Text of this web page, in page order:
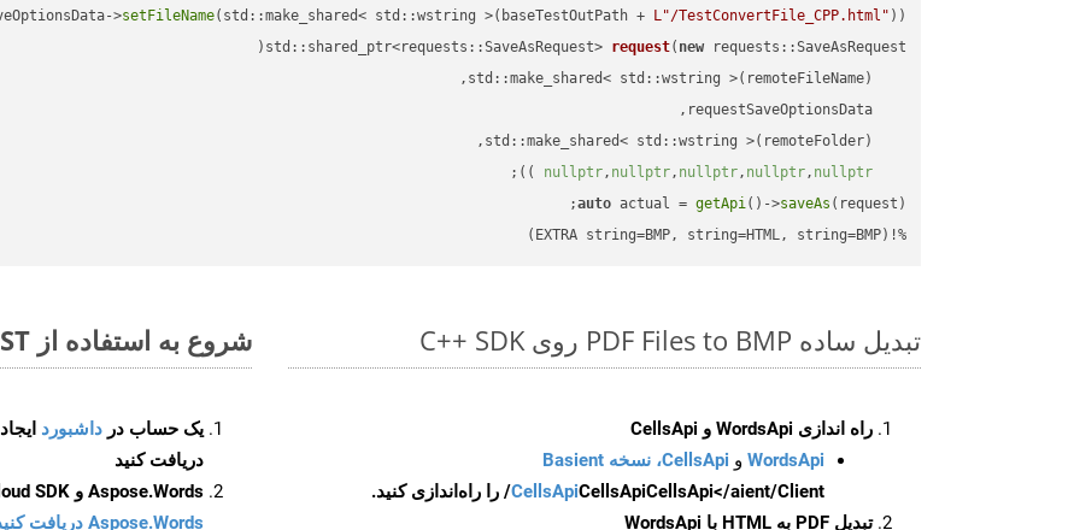
>setFileName(std::make_shared< std::wstring >(baseTestOutPath + L"/TestConvertFile_CPP.html" ));
std::shared_ptr<requests::SaveAsRequest> request( new
nullptr, nullptr, nullptr, nullptr, nullptr
))
;
auto actual = getApi()->saveAs
%!(EXTRA string=BMP, string=HTML, string=BMP)
تبدیل ساده PDF Files to BMP روی C++ SDK
راه اندازی WordsApi و CellsApi
WordsApi و CellsApi، نسخه Basient
CellsApiCellsApiCellsApi</aient/Client/ را راه‌اندازی کنید.
تبدیل PDF به HTML با WordsApi
شروع به استفاده از Aspose.Total REST برای PDF to BMP کنید
یک حساب در داشبورد
دریافت کنید
Aspose.Words و Aspose.Cells Cloud SDK برای کد منبع C++ را از
Aspose.Words دریافت کنید مخازن GitHub